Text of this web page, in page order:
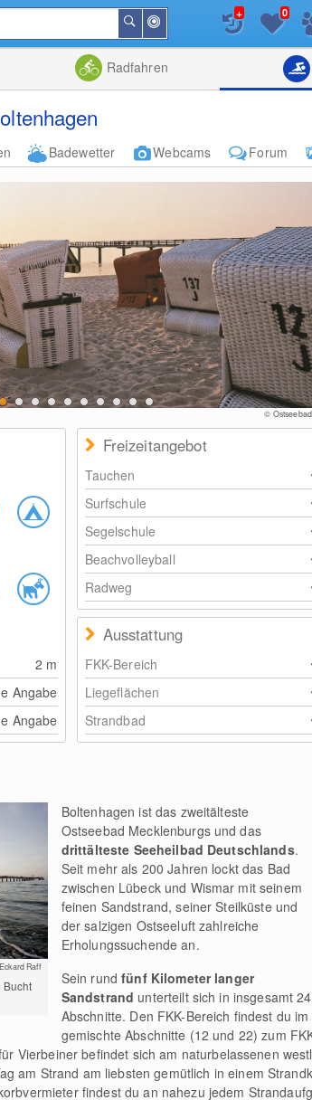
der
Nähe
Suchen
+ 0
Radfahren
Badewetter Webcams Forum
©
2 m
Angabe
Angabe
Freizeitangebot
Tauchen
Surfschule
Segelschule
Beachvolleyball
Radweg
Ausstattung
FKK-Bereich
Liegeflächen
Strandbad
Raff
Bucht
Boltenhagen ist das zweitälteste
Ostseebad Mecklenburgs und das
drittälteste Seeheilbad Deutschlands.
Seit mehr als 200 Jahren lockt das Bad
zwischen Lübeck und Wismar mit seinem
feinen Sandstrand, seiner Steilküste und
der salzigen Ostseeluft zahlreiche
Erholungssuchende an.
Sein rundfünf Kilometer langer
Sandstrand unterteilt sich in insgesamt 24
Abschnitte. Den FKK-Bereich findest du
gemischte Abschnitte (12 und 22) zum
Vierbeiner befindet sich am naturbelassenen
am Strand am liebsten gemütlich in einem
findest du an nahezu jedem